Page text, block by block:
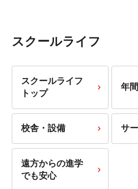
スクールライフ
スクールライフ
トップ
年
校舎・設備 サ
遠方からの進学
でも安心